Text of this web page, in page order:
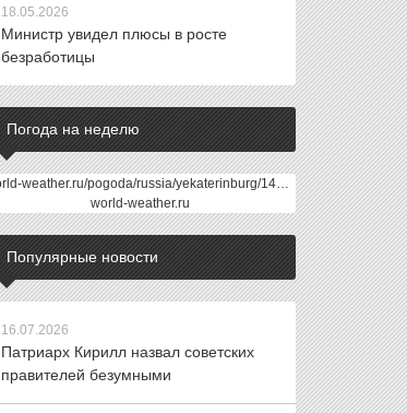
18.05.2026
Министр увидел плюсы в росте
безработицы
Погода на неделю
world-weather.ru/pogoda/russia/yekaterinburg/14days/
world-weather.ru
Популярные новости
16.07.2026
Патриарх Кирилл назвал советских
правителей безумными